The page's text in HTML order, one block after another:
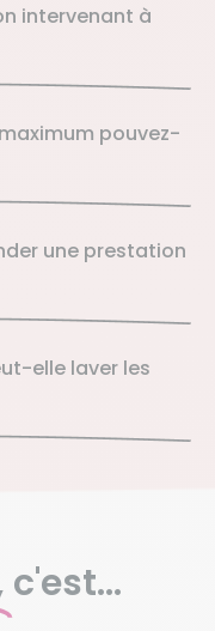
intervenant à
pouvez-
une prestation
elle laver les
c'est...